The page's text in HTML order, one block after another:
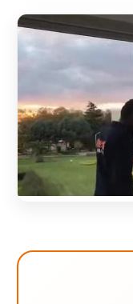
Bulgaristan
Bursa
Çanakkale
Çekya
Diyarbakır
Eching